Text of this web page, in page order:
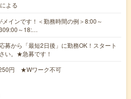
よる
インです！＜勤務時間の例＞8:00～
～18:…
から「最短2日後」に勤務OK！スタート
い。★急募です！
円 ★Wワーク不可